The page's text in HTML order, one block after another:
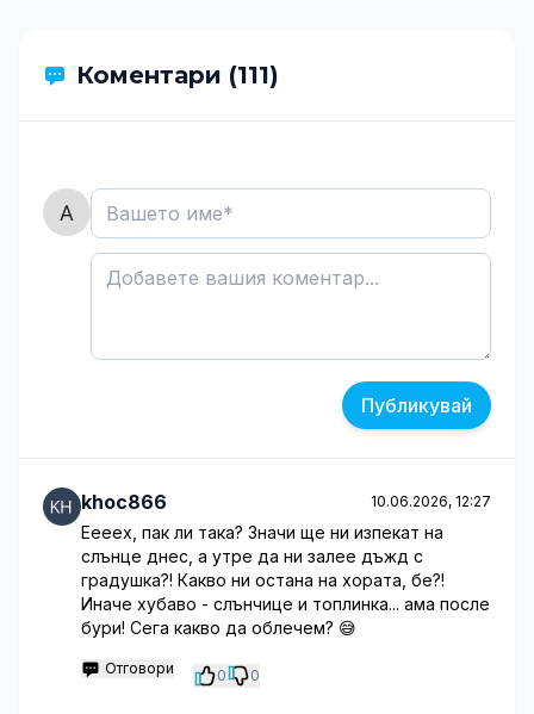
Коментари (111)
Публикувай
khoc866 10.06.2026, 12:27
Еееех, пак ли така? Значи ще ни изпекат на
слънце днес, а утре да ни залее дъжд с
градушка?! Какво ни остана на хората, бе?!
Иначе хубаво - слънчице и топлинка... ама после
бури! Сега какво да облечем? 😅
Отговори 0 0